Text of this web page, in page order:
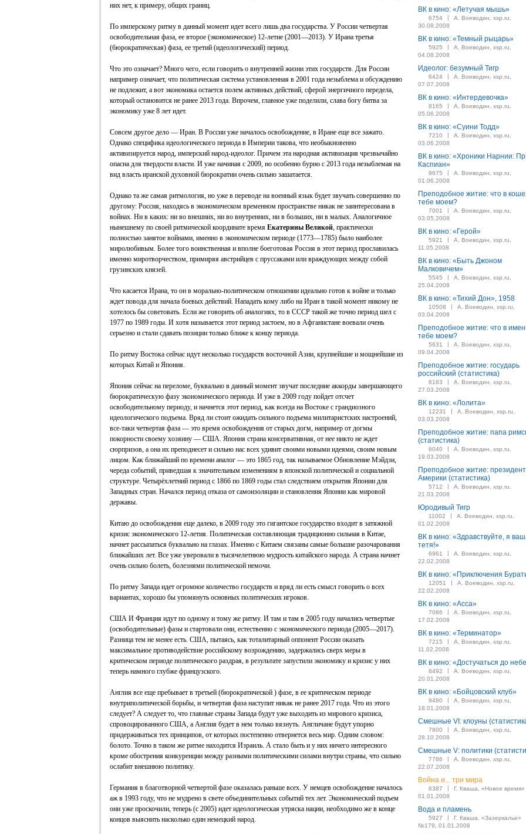
них нет, к примеру, общих границ.
По имперскому ритму в данный момент идет всего лишь два государства. У России четвертая
освободительная фаза, ее второе (экономическое) 12-летие (2001—2013). У Ирана третья
(бюрократическая) фаза, ее третий (идеологический) период.
Что это означает? Много чего, если говорить о внутренней жизни этих государств. Для России
например означает, что политическая система установленная в 2001 года незыблема и обсуждению
не подлежит, а вот экономика остается полем активных действий, сферой энергичного передела,
который остановится не ранее 2013 года. Впрочем, главное уже поделили, слава богу битва за
экономику уже 8 лет идет.
Совсем другое дело — Иран. В России уже началось освобождение, в Иране еще все зажато.
Однако специфика идеологического периода в Империи такова, что необыкновенно
активизируется народ, имперский народ-идеолог. Причем эта народная активизация чрезвычайно
опасна для твердости власти. И уже начиная с 2009, но особенно бурно с 2013 года незыблемая на
вид власть иранской духовной бюрократии очень сильно зашатается.
Однако та же самая ритмология, но уже в переводе на военный язык будет звучать совершенно по
другому: Россия, находясь в экономическом временном пространстве никак не заинтересована в
войнах. Ни в каких: ни во внешних, ни во внутренних, ни в больших, ни в малых. Аналогичное
нынешнему по своей ритмической координате время Екатерины Великой, практически
полностью занятое войнами, именно в экономическом периоде (1773—1785) было наиболее
миролюбивым. Более того воинственная и вполне боеготовая Россия в этот период прославилась
именно миротворчеством, примиряя австрийцев с пруссаками или враждующих между собой
грузинских князей.
Что касается Ирана, то он в морально-политическом отношении идеально готов к войне и только
ждет повода для начала боевых действий. Нападать кому либо на Иран в такой момент никому не
хотелось бы советовать. Если же говорить об аналогиях, то в СССР такой же точно период шел с
1977 по 1989 годы. И хотя называется этот период застоем, но в Афганистане воевали очень
серьезно и стали сдавать позиции только ближе к концу периода.
По ритму Востока сейчас идут несколько государств восточной Азии, крупнейшие и мощнейшие из
которых Китай и Япония.
Япония сейчас на переломе, буквально в данный момент звучат последние аккорды завершающего
бюрократическую фазу экономического периода. И уже в 2009 году пойдет отсчет
освободительному периоду, и начнется этот период, как всегда на Востоке с грандиозного
идеологического подъема. Вряд ли стоит ожидать сильного подъема милитаристских настроений,
все-таки четвертая фаза — это время освобождения от старых догм, например от догмы
покорности своему хозяину — США. Япония страна консервативная, от нее никто не ждет
сюрпризов, а она их преподнесет и сильно нас всех удивит своими новыми идеями, своим новым
лицом. Как ближайший по времени аналог — это 1865 год, так называемое Обновление Мэйдзи,
череда событий, приведшая к значительным изменениям в японской политической и социальной
структуре. Четырёхлетний период с 1866 по 1869 годы стал следствием открытия Японии для
Западных стран. Начался период отказа от самоизоляции и становления Японии как мировой
державы.
Китаю до освобождения еще далеко, в 2009 году это гигантское государство входит в затяжной
кризис экономического 12-летия. Политическая составляющая традиционно сильная в Китае,
начнет рассыпаться буквально на глазах. Именно с Китаем связаны самые большие разочарования
ближайших лет. Все уже уверовали в тысячелетнюю мудрость китайского народа. А страна начнет
очень сильно болеть, болезнями политической немочи.
По ритму Запада идет огромное количество государств и вряд ли есть смысл говорить о всех
вариантах, хорошо бы упомянуть основных политических игроков.
США И Франция идут по одному и тому же ритму. И там и там в 2005 году начались четвертые
(освободительные) фазы и стартовали они, естественно с экономического периода (2005—2017).
Разница тем не менее есть. США, пытаясь, как тоталитарный оппонент России оказать
максимальное противодействие российскому возрождению, задержались сверх меры в
критическом периоде политического раздрая, в результате запустили экономику и кризис у них
теперь намного глубже французского.
Англия все еще пребывает в третьей (бюрократической ) фазе, в ее критическом периоде
внутриполитической борьбы, и четвертая фаза наступит никак не ранее 2017 года. Что из этого
следует? А следует то, что главные страны Запада будут уже выходить из мирового кризиса,
спровоцированного США, а Англия будет в нем только вязнуть. Англичане будут упорно
придерживаться тех принципов, от которых постепенно отвернется весь мир. Одним словом:
болото. Точно в таком же ритме находится Израиль. А стало быть и у них ничего интересного
кроме обострения конкуренции между разными политическими силами внутри страны, что сильно
ослабит внешнюю политику.
Германия в благотворной четвертой фазе оказалась раньше всех. У немцев освобождение началось
аж в 1993 году, что не мудрено в свете объединительных событий тех лет. Экономический подъем
они уже проскочили, теперь (с 2005) идет идеологическая утряска нации, необходимо же в конце
концов выяснить насколько един немецкий народ.
ВК в кино: «Летучая мышь»
6754 |
А. Воеводин, xsp.ru,
30.08.2008
ВК в кино: «Темный рыцарь»
5925 |
А. Воеводин, xsp.ru,
04.08.2008
Идеолог: безумный Тигр
6424 |
А. Воеводин, xsp.ru,
07.07.2008
ВК в кино: «Интердевочка»
8165 |
А. Воеводин, xsp.ru,
05.06.2008
ВК в кино: «Суини Тодд»
7210 |
А. Воеводин, xsp.ru,
03.06.2008
ВК в кино: «Хроники Нарнии:
Каспиан»
9675 |
А. Воеводин, xsp.ru,
01.06.2008
Преподобное житие: что в
тебе моем?
7001 |
А. Воеводин, xsp.ru,
03.05.2008
ВК в кино: «Герой»
5921 |
А. Воеводин, xsp.ru,
11.05.2008
ВК в кино: «Быть Джоном
Малковичем»
5545 |
А. Воеводин, xsp.ru,
25.04.2008
ВК в кино: «Тихий Дон», 1958
10508 |
А. Воеводин, xsp.ru,
03.04.2008
Преподобное житие: что в
тебе моем?
5631 |
А. Воеводин, xsp.ru,
09.04.2008
Преподобное житие: государь
российский (статистика)
6183 |
А. Воеводин, xsp.ru,
27.03.2008
ВК в кино: «Лолита»
12231 |
А. Воеводин, xsp.ru,
03.03.2008
Преподобное житие: папа
(статистика)
6040 |
А. Воеводин, xsp.ru,
19.03.2008
Преподобное житие: президент
Америки (статистика)
5712 |
А. Воеводин, xsp.ru,
21.03.2008
Юродивый Тигр
11002 |
А. Воеводин, xsp.ru,
01.02.2008
ВК в кино: «Здравствуйте, я
тетя!»
6961 |
А. Воеводин, xsp.ru,
22.02.2008
ВК в кино: «Приключения
12051 |
А. Воеводин, xsp.ru,
22.02.2008
ВК в кино: «Асса»
7086 |
А. Воеводин, xsp.ru,
17.02.2008
ВК в кино: «Терминатор»
7215 |
А. Воеводин, xsp.ru,
11.02.2008
ВК в кино: «Достучаться до
8492 |
А. Воеводин, xsp.ru,
20.01.2008
ВК в кино: «Бойцовский клуб»
9480 |
А. Воеводин, xsp.ru,
18.01.2008
Смешные VI: клоуны
7800 |
А. Воеводин, xsp.ru,
28.10.2008
Смешные V: политики
7786 |
А. Воеводин, xsp.ru,
22.07.2008
Война и... три мира
6387 |
Г. Кваша, «Новое
01.01.2008
Вода и пламень
5927 |
Г. Кваша, «Зазеркалье»
№179, 01.01.2008